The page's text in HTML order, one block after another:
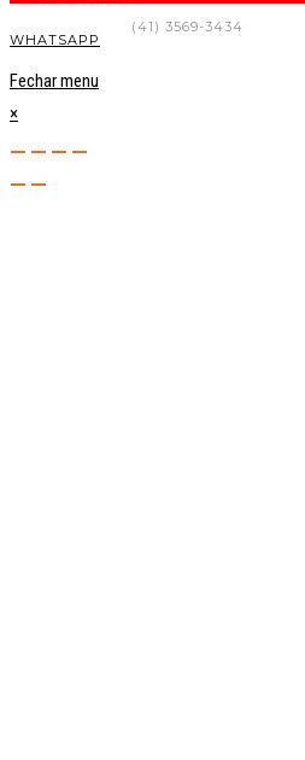
(41) 3569-3434
WHATSAPP
Fechar menu
×